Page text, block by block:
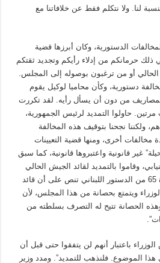
لنا. ولا نتكلم فقط عن خلافاتنا مع
الدستورية، وكان أبرزها قضية
ذلك حرمانكم من إدلاء رأيكم وتجديد ثقتكم
الحالي أو من ترغبون بوصوله إلى المجلس.
دستورية، وكأن محاميا لوكيل يقوم
بالمصاريف من دون أن يسأل رأيه. لقد تكررت
حاولوا التمديد لرئيس الجمهورية،
ولكننا نجحنا بتوقيف هذه المخالفة
أخرى، ومنها قضية التعيينات
غير قانونية واعتبروها قانونية، كما سبق
وقاموا بالتمديد لقائد الجيش الحالي
بطريقة غير شرعية. إن المادة 65 من الدستور اللبناني تنص على أن قائد
ويتمتع بحصانة من هذا المجلس، لأن
الحصانة تتيح له التصرف بسلطته من
باعتبار أنهم لن يتفقوا حتى قبل أن
هذا الموضوع. فلنذهب للتمديد”. ومدد وزير